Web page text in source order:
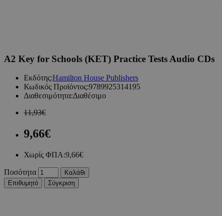
A2 Key for Schools (KET) Practice Tests Audio CDs
Εκδότης:Hamilton House Publishers
Κωδικός Προϊόντος:9789925314195
Διαθεσιμότητα:Διαθέσιμο
11,93€
9,66€
Χωρίς ΦΠΑ:9,66€
Ποσότητα
Καλάθι
Επιθυμητό
Σύγκριση